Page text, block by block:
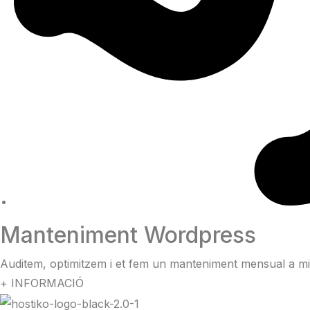
Manteniment Wordpress
Auditem, optimitzem i et fem un manteniment mensual a
+ INFORMACIÓ